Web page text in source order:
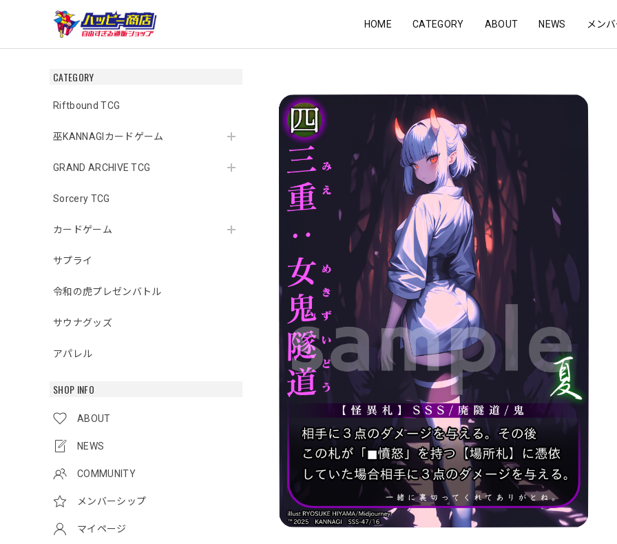
HOME CATEGORY ABOUT NEWS メン
CATEGORY
Riftbound TCG
巫KANNAGIカードゲーム
GRAND ARCHIVE TCG
Sorcery TCG
カードゲーム
サプライ
令和の虎プレゼンバトル
サウナグッズ
アパレル
SHOP INFO
ABOUT
NEWS
COMMUNITY
メンバーシップ
マイページ